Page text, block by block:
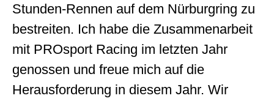
Stunden-Rennen auf dem Nürburgring zu
bestreiten. Ich habe die Zusammenarbeit
mit PROsport Racing im letzten Jahr
genossen und freue mich auf die
Herausforderung in diesem Jahr. Wir